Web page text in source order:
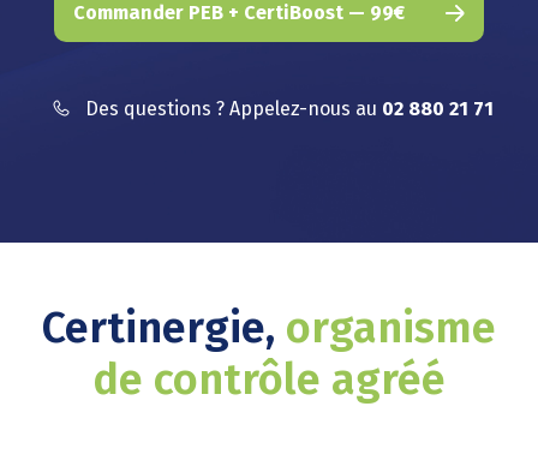
Commander PEB + CertiBoost — 99€
Des questions ? Appelez-nous au 02 880 21 71
Certinergie, organisme
de contrôle agréé